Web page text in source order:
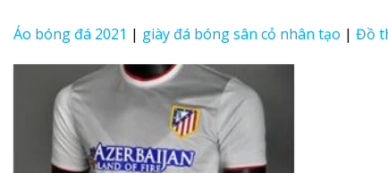
Áo bóng đá 2021 | giày đá bóng sân cỏ nhân tạo | Đồ